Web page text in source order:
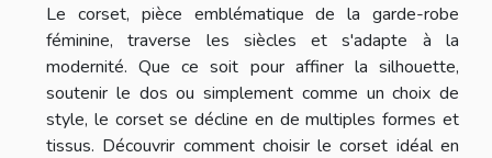
Le corset, pièce emblématique de la garde-robe
féminine, traverse les siècles et s'adapte à la
modernité. Que ce soit pour affiner la silhouette,
soutenir le dos ou simplement comme un choix de
style, le corset se décline en de multiples formes et
tissus. Découvrir comment choisir le corset idéal en